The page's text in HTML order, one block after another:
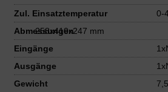
Zul. Einsatztemperatur
0-
Abmessungen
258x410x247 mm
Eingänge
Ausgänge
Gewicht